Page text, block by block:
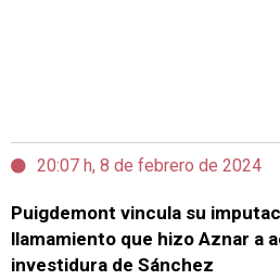
20:07 h, 8 de febrero de 2024
Puigdemont vincula su
llamamiento que hizo Aznar a
investidura de Sánchez